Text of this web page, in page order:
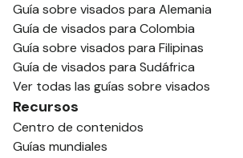
Guía sobre visados para Alemania
Guía de visados para Colombia
Guía sobre visados para Filipinas
Guía de visados para Sudáfrica
Ver todas las guías sobre visados
Recursos
Centro de contenidos
Guías mundiales